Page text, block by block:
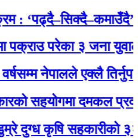
परेका ३ जना युवालाई
एक्‍लै तिर्नुपर्ने’
सहयोगमा दमकल प्रदान :
कृषि सहकारीको ३२ औं